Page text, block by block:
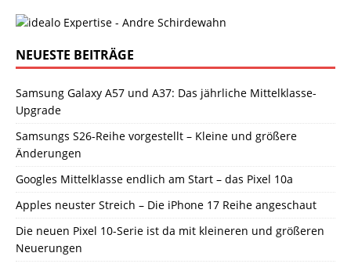
NEUESTE BEITRÄGE
Samsung Galaxy A57 und A37: Das jährliche Mittelklasse-
Upgrade
Samsungs S26-Reihe vorgestellt – Kleine und größere
Änderungen
Googles Mittelklasse endlich am Start – das Pixel 10a
Apples neuster Streich – Die iPhone 17 Reihe angeschaut
Die neuen Pixel 10-Serie ist da mit kleineren und größeren
Neuerungen